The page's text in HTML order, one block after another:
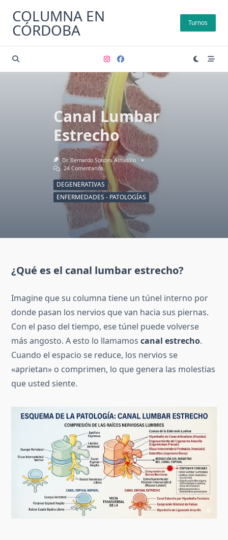
contenido
COLUMNA EN
CÓRDOBA Turnos
Canal Lumbar
Estrecho
Dr. Bernardo Sonzini Astudillo
24 ComentariosEn
Canal
Lumbar
Estrecho
DEGENERATIVAS
ENFERMEDADES - PATOLOGÍAS
¿Qué es el canal lumbar estrecho?
Imagine que su columna tiene un túnel interno por
donde pasan los nervios que van hacia sus piernas.
Con el paso del tiempo, ese túnel puede volverse
más angosto. A esto lo llamamoscanal estrecho.
Cuando el espacio se reduce, los nervios se
«aprietan» o comprimen, lo que genera las molestias
que usted siente.